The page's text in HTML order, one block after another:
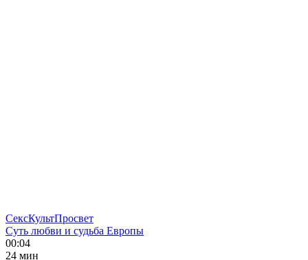
СексКультПросвет
Суть любви и судьба Европы
00:04
24 мин